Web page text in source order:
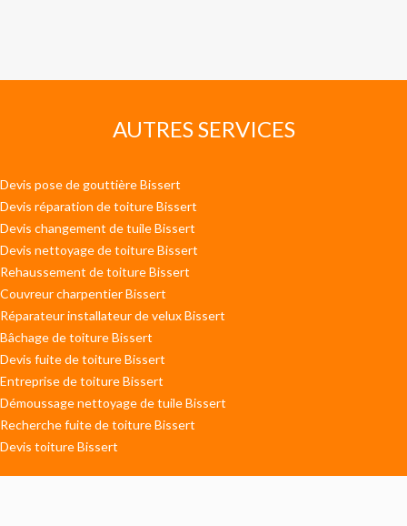
AUTRES SERVICES
Devis pose de gouttière Bissert
Devis réparation de toiture Bissert
Devis changement de tuile Bissert
Devis nettoyage de toiture Bissert
Rehaussement de toiture Bissert
Couvreur charpentier Bissert
Réparateur installateur de velux Bissert
Bâchage de toiture Bissert
Devis fuite de toiture Bissert
Entreprise de toiture Bissert
Démoussage nettoyage de tuile Bissert
Recherche fuite de toiture Bissert
Devis toiture Bissert